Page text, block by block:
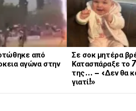
από
αγώνα στην
Σε σοκ μητέρα
Κατασπάραξε το
της… – «Δεν θα
γιατί!»